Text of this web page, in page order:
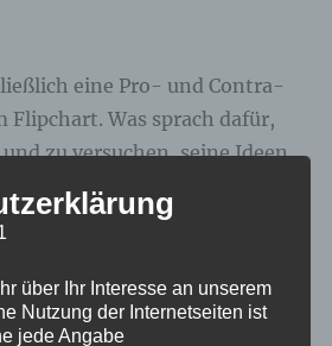
eine Pro- und Contra-
Flipchart. Was sprach dafür,
zu versuchen, seine Ideen
und seine Ziele zu erreichen.
aufzuhören. Eine
fiel erst eine Woche später.
über Ihr Interesse an unserem
Nutzung der Internetseiten ist
jede Angabe